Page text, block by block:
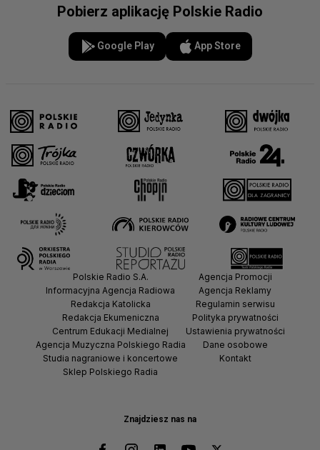
Pobierz aplikację Polskie Radio
Google Play App Store
Znajdziesz nas na
Polskie Radio S.A.
Informacyjna Agencja Radiowa
Redakcja Katolicka
Redakcja Ekumeniczna
Centrum Edukacji Medialnej
Agencja Muzyczna Polskiego Radia
Studia nagraniowe i koncertowe
Sklep Polskiego Radia
Agencja Promocji
Agencja Reklamy
Regulamin serwisu
Polityka prywatności
Ustawienia prywatności
Dane osobowe
Kontakt